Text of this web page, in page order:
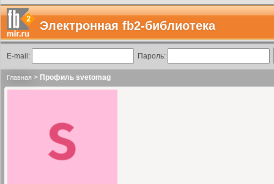
Электронная fb2-библиотека
E-mail: Пароль:
Главная > Профиль svetomag